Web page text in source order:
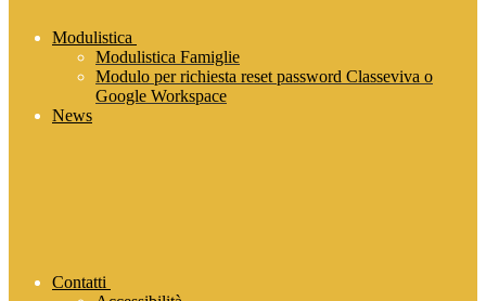
Modulistica
Modulistica Famiglie
Modulo per richiesta reset password Classeviva o
Google Workspace
News
Contatti